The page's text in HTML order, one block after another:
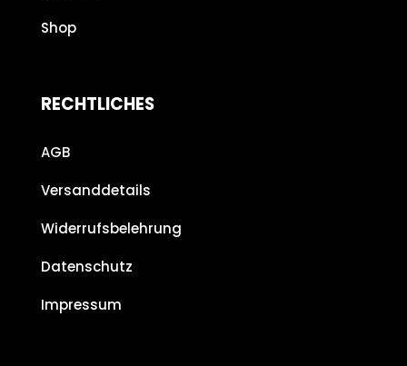
Shop
RECHTLICHES
AGB
Versanddetails
Widerrufsbelehrung
Datenschutz
Impressum